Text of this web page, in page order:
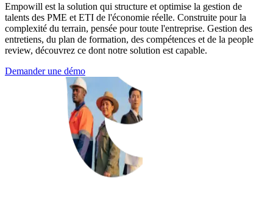
Empowill est la solution qui structure et optimise la gestion de
talents des PME et ETI de l'économie réelle. Construite pour la
complexité du terrain, pensée pour toute l'entreprise. Gestion des
entretiens, du plan de formation, des compétences et de la people
review, découvrez ce dont notre solution est capable.
Demander une démo